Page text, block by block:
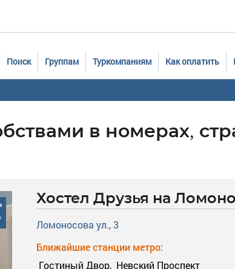
Поиск Группам Туркомпаниям Как оплатить
в номерах,
Хостел Друзья на
Ломоносова ул., 3
Ближайшие станции метро:
Гостиный Двор, Невский Проспект